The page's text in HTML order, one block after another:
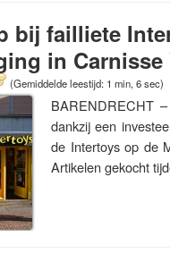
bij failliete
in
(Gemiddelde leestijd: 1 min, 6 sec)
BARENDRECHT
dankzij een
de Intertoys op de
Artikelen gekocht